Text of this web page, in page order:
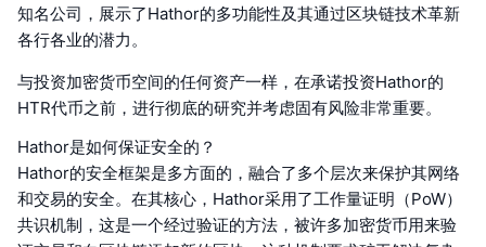
知名公司，展示了Hathor的多功能性及其通过区块链技术革新
各行各业的潜力。
与投资加密货币空间的任何资产一样，在承诺投资Hathor的
HTR代币之前，进行彻底的研究并考虑固有风险非常重要。
Hathor是如何保证安全的？
Hathor的安全框架是多方面的，融合了多个层次来保护其网络
和交易的安全。在其核心，Hathor采用了工作量证明（PoW）
共识机制，这是一个经过验证的方法，被许多加密货币用来验